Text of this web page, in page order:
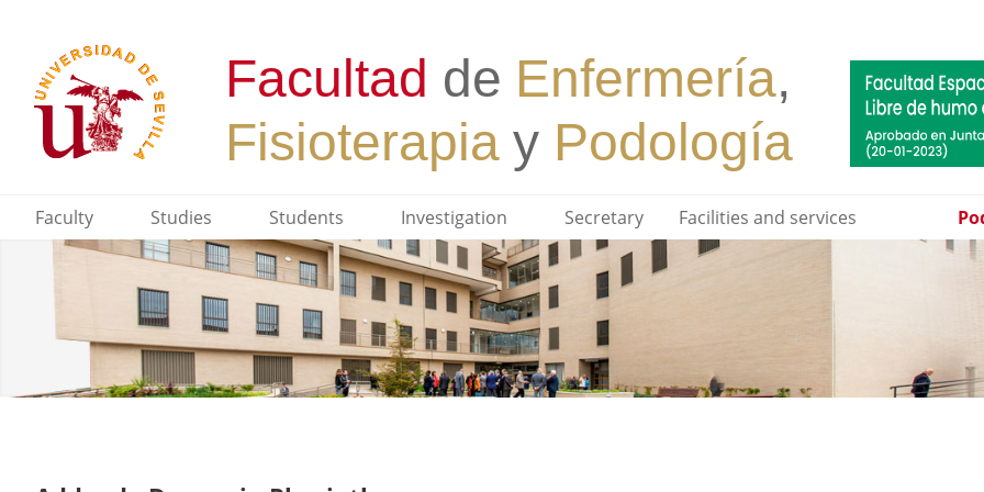
Faculty Studies Students Investigation Secretary Facilities and services